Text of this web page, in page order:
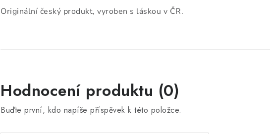
Originální český produkt, vyroben s láskou v ČR.
Hodnocení produktu (0)
Buďte první, kdo napíše příspěvek k této položce.